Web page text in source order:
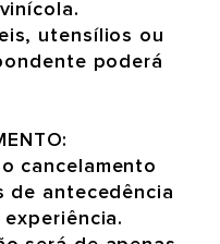
utensílios ou
poderá
cancelamento
de antecedência